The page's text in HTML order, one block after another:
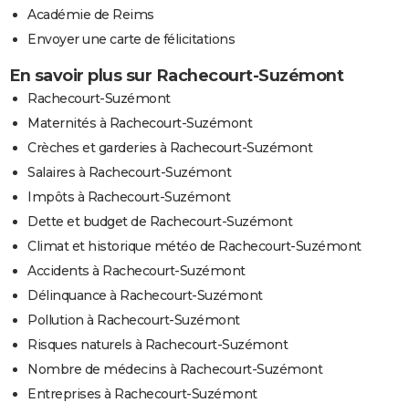
Académie de Reims
Envoyer une carte de félicitations
En savoir plus sur Rachecourt-Suzémont
Rachecourt-Suzémont
Maternités à Rachecourt-Suzémont
Crèches et garderies à Rachecourt-Suzémont
Salaires à Rachecourt-Suzémont
Impôts à Rachecourt-Suzémont
Dette et budget de Rachecourt-Suzémont
Climat et historique météo de Rachecourt-Suzémont
Accidents à Rachecourt-Suzémont
Délinquance à Rachecourt-Suzémont
Pollution à Rachecourt-Suzémont
Risques naturels à Rachecourt-Suzémont
Nombre de médecins à Rachecourt-Suzémont
Entreprises à Rachecourt-Suzémont